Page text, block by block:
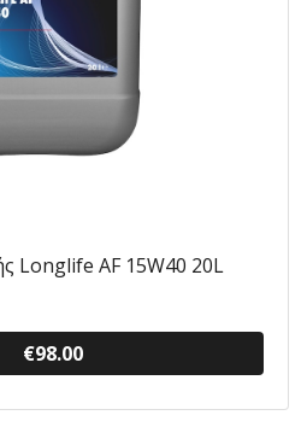
Longlife AF 15W40 20L
€98.00